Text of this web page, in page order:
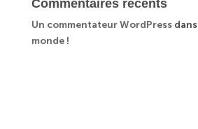
Commentaires récents
Un commentateur WordPressdans
monde !